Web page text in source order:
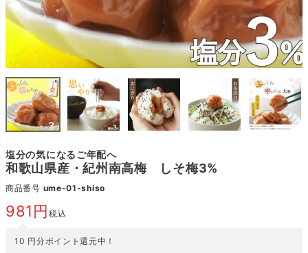
塩分の気になるご年配へ
和歌山県産・紀州南高梅 しそ梅3%
商品番号 ume-01-shiso
981 税込
10 円分ポイント還元中！